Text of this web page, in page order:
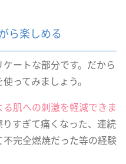
ら楽しめる
ートな部分です。だから
ってみましょう。
る肌への刺激を軽減できま
すぎて痛くなった、連続
完全燃焼だった等の経験